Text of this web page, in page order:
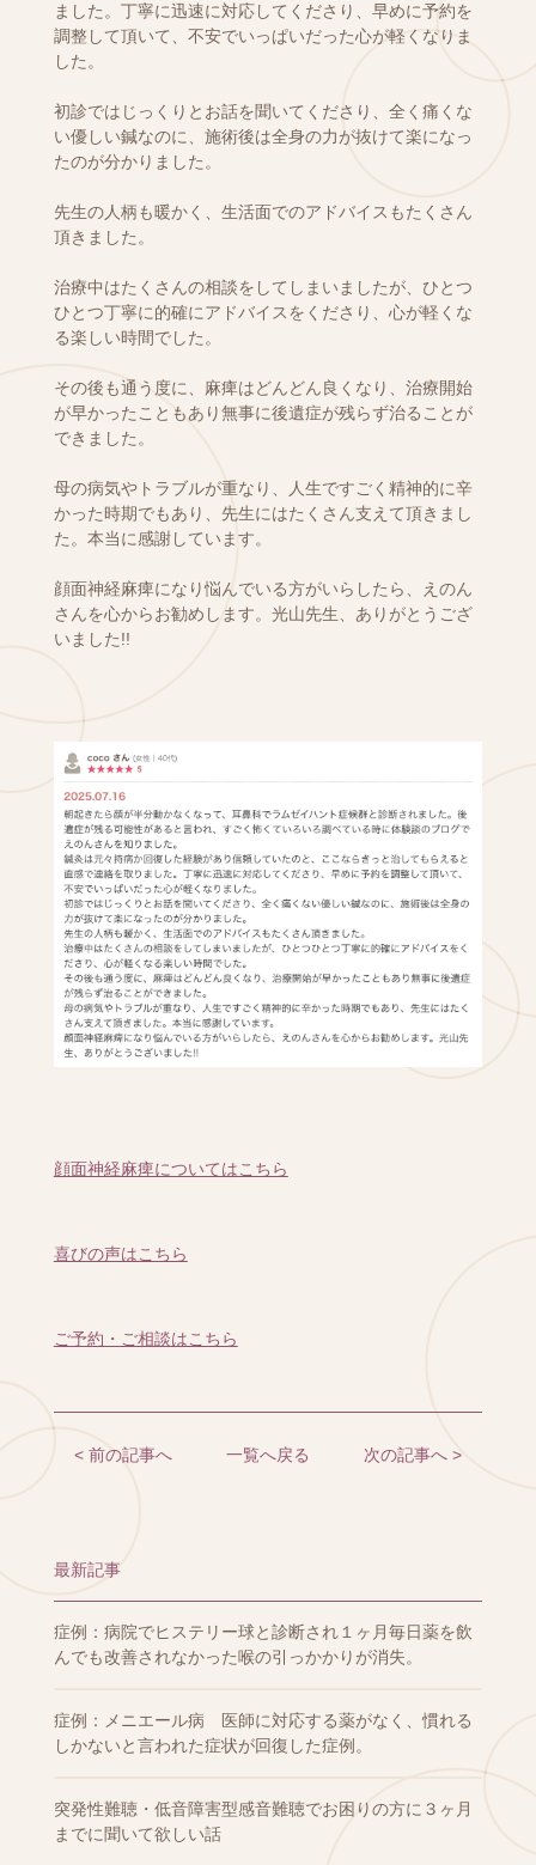
ました。丁寧に迅速に対応してくださり、早めに予約を
調整して頂いて、不安でいっぱいだった心が軽くなりま
した。
初診ではじっくりとお話を聞いてくださり、全く痛くな
い優しい鍼なのに、施術後は全身の力が抜けて楽になっ
たのが分かりました。
先生の人柄も暖かく、生活面でのアドバイスもたくさん
頂きました。
治療中はたくさんの相談をしてしまいましたが、ひとつ
ひとつ丁寧に的確にアドバイスをくださり、心が軽くな
る楽しい時間でした。
その後も通う度に、麻痺はどんどん良くなり、治療開始
が早かったこともあり無事に後遺症が残らず治ることが
できました。
母の病気やトラブルが重なり、人生ですごく精神的に辛
かった時期でもあり、先生にはたくさん支えて頂きまし
た。本当に感謝しています。
顔面神経麻痺になり悩んでいる方がいらしたら、えのん
さんを心からお勧めします。光山先生、ありがとうござ
いました!!
顔面神経麻痺についてはこちら
喜びの声はこちら
ご予約・ご相談はこちら
< 前の記事へ 一覧へ戻る 次の記事へ >
最新記事
症例：病院でヒステリー球と診断され１ヶ月毎日薬を飲
んでも改善されなかった喉の引っかかりが消失。
症例：メニエール病 医師に対応する薬がなく、慣れる
しかないと言われた症状が回復した症例。
突発性難聴・低音障害型感音難聴でお困りの方に３ヶ月
までに聞いて欲しい話